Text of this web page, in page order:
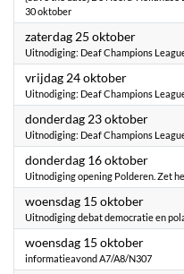
30 oktober
zaterdag 25 oktober2025
Uitnodiging: Deaf Champions
vrijdag 24 oktober2025
Uitnodiging: Deaf Champions
donderdag 23 oktober2025
Uitnodiging: Deaf Champions
donderdag 16 oktober2025
Uitnodiging opening Polderen. Zet
woensdag 15 oktober2025
Uitnodiging debat democratie en
woensdag 15 oktober2025
informatieavond A7/A8/N307